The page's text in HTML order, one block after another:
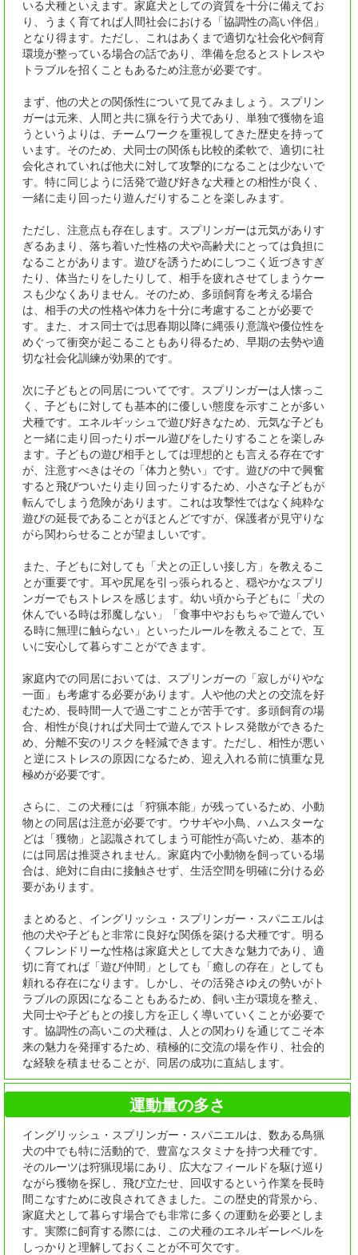
いる犬種といえます。家庭犬としての資質を十分に備えてお
り、うまく育てれば人間社会における「協調性の高い伴侶」
となり得ます。ただし、これはあくまで適切な社会化や飼育
環境が整っている場合の話であり、準備を怠るとストレスや
トラブルを招くこともあるため注意が必要です。
まず、他の犬との関係性について見てみましょう。スプリン
ガーは元来、人間と共に猟を行う犬であり、単独で獲物を追
うというよりは、チームワークを重視してきた歴史を持って
います。そのため、犬同士の関係も比較的柔軟で、適切に社
会化されていれば他犬に対して攻撃的になることは少ないで
す。特に同じように活発で遊び好きな犬種との相性が良く、
一緒に走り回ったり遊んだりすることを楽しみます。
ただし、注意点も存在します。スプリンガーは元気がありす
ぎるあまり、落ち着いた性格の犬や高齢犬にとっては負担に
なることがあります。遊びを誘うためにしつこく近づきすぎ
たり、体当たりをしたりして、相手を疲れさせてしまうケー
スも少なくありません。そのため、多頭飼育を考える場合
は、相手の犬の性格や体力を十分に考慮することが必要で
す。また、オス同士では思春期以降に縄張り意識や優位性を
めぐって衝突が起こることもあり得るため、早期の去勢や適
切な社会化訓練が効果的です。
次に子どもとの同居についてです。スプリンガーは人懐っこ
く、子どもに対しても基本的に優しい態度を示すことが多い
犬種です。エネルギッシュで遊び好きなため、元気な子ども
と一緒に走り回ったりボール遊びをしたりすることを楽しみ
ます。子どもの遊び相手としては理想的とも言える存在です
が、注意すべきはその「体力と勢い」です。遊びの中で興奮
すると飛びついたり走り回ったりするため、小さな子どもが
転んでしまう危険があります。これは攻撃性ではなく純粋な
遊びの延長であることがほとんどですが、保護者が見守りな
がら関わらせることが望ましいです。
また、子どもに対しても「犬との正しい接し方」を教えるこ
とが重要です。耳や尻尾を引っ張られると、穏やかなスプリ
ンガーでもストレスを感じます。幼い頃から子どもに「犬の
休んでいる時は邪魔しない」「食事中やおもちゃで遊んでい
る時に無理に触らない」といったルールを教えることで、互
いに安心して暮らすことができます。
家庭内での同居においては、スプリンガーの「寂しがりやな
一面」も考慮する必要があります。人や他の犬との交流を好
むため、長時間一人で過ごすことが苦手です。多頭飼育の場
合、相性が良ければ犬同士で遊んでストレス発散ができるた
め、分離不安のリスクを軽減できます。ただし、相性が悪い
と逆にストレスの原因になるため、迎え入れる前に慎重な見
極めが必要です。
さらに、この犬種には「狩猟本能」が残っているため、小動
物との同居は注意が必要です。ウサギや小鳥、ハムスターな
どは「獲物」と認識されてしまう可能性が高いため、基本的
には同居は推奨されません。家庭内で小動物を飼っている場
合は、絶対に自由に接触させず、生活空間を明確に分ける必
要があります。
まとめると、イングリッシュ・スプリンガー・スパニエルは
他の犬や子どもと非常に良好な関係を築ける犬種です。明る
くフレンドリーな性格は家庭犬として大きな魅力であり、適
切に育てれば「遊び仲間」としても「癒しの存在」としても
頼れる存在になります。しかし、その活発さゆえの勢いがト
ラブルの原因になることもあるため、飼い主が環境を整え、
犬同士や子どもとの接し方を正しく導いていくことが必要で
す。協調性の高いこの犬種は、人との関わりを通じてこそ本
来の魅力を発揮するため、積極的に交流の場を作り、社会的
な経験を積ませることが、同居の成功に直結します。
運動量の多さ
イングリッシュ・スプリンガー・スパニエルは、数ある鳥猟
犬の中でも特に活動的で、豊富なスタミナを持つ犬種です。
そのルーツは狩猟現場にあり、広大なフィールドを駆け巡り
ながら獲物を探し、飛び立たせ、回収するという作業を長時
間こなすために改良されてきました。この歴史的背景から、
家庭犬として暮らす場合でも非常に多くの運動を必要としま
す。実際に飼育する際には、この犬種のエネルギーレベルを
しっかりと理解しておくことが不可欠です。